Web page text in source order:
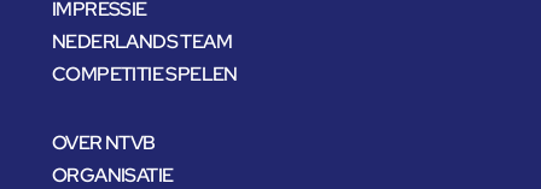
IMPRESSIE
NEDERLANDS TEAM
COMPETITIE SPELEN
OVER NTVB
ORGANISATIE